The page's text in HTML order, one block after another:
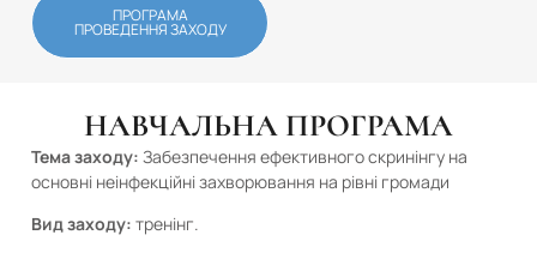
ПРОГРАМА
ПРОВЕДЕННЯ ЗАХОДУ
НАВЧАЛЬНА ПРОГРАМА
Тема заходу: Забезпечення ефективного скринінгу на
основні неінфекційні захворювання на рівні громади
Вид заходу: тренінг.